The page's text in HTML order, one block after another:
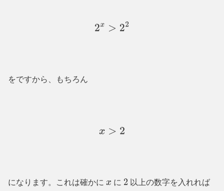
2 >2 2
をですから、もちろん
x >2
になります。これは確かに x に 2 以上の数字を入れれば